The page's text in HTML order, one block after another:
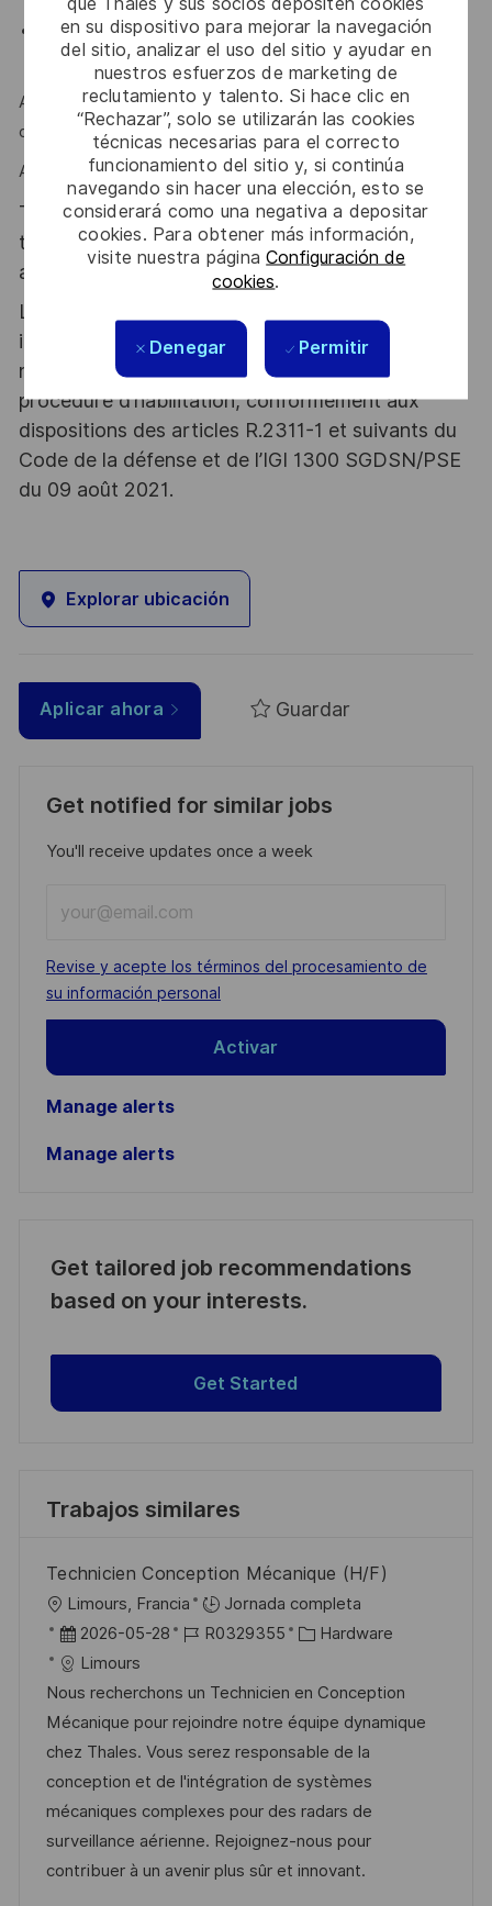
en su dispositivo para mejorar la navegación
del sitio, analizar el uso del sitio y ayudar en
nuestros esfuerzos de marketing de
reclutamiento y talento. Si hace clic en
“Rechazar”, solo se utilizarán las cookies
técnicas necesarias para el correcto
funcionamiento del sitio y, si continúa
navegando sin hacer una elección, esto se
considerará como una negativa a depositar
cookies. Para obtener más información,
visite nuestra páginaConfiguración de
cookies.
Denegar Permitir
anglais technique requis (écrit et oral) ; échange avec
équipe Indienne.
Autonomie, rigueur, esprit d'équipe, esprit de synthèse et
d'analyse sont des atouts que l'on vous reconnait ?
Alors ce poste est fait pour vous !
Thales, entreprise Handi-Engagée, reconnait
tous les talents. La diversité est notre meilleur
atout. Postulez et rejoignez nous !
Le poste pouvant nécessiter d'accéder à des
informations relevant du secret de la défense
nationale, la personne retenue fera l'objet d'une
procédure d’habilitation, conformément aux
dispositions des articles R.2311-1 et suivants du
Code de la défense et de l’IGI 1300 SGDSN/PSE
du 09 août 2021.
Explorar ubicación
Aplicar ahora Guardar
Get notified for similar jobs
You'll receive updates once a week
Email
address
(Required)
Required
Revise y acepte los términos del procesamiento de
su información personal
Activar
Manage alerts
Manage alerts
Get tailored job recommendations
based on your interests.
Get Started
Trabajos similares
Technicien Conception Mécanique (H/F)
U
b
c
a
c
i
ó
n
Limours, Francia
Jornada completa
F
e
c
h
a
d
e
p
u
2026-05-28
I
d
e
e
m
p
l
e
R0329355
C
t
e
g
o
r
í
a
Hardware
Limours
Nous recherchons un Technicien en Conception
Mécanique pour rejoindre notre équipe dynamique
chez Thales. Vous serez responsable de la
conception et de l'intégration de systèmes
mécaniques complexes pour des radars de
surveillance aérienne. Rejoignez-nous pour
contribuer à un avenir plus sûr et innovant.